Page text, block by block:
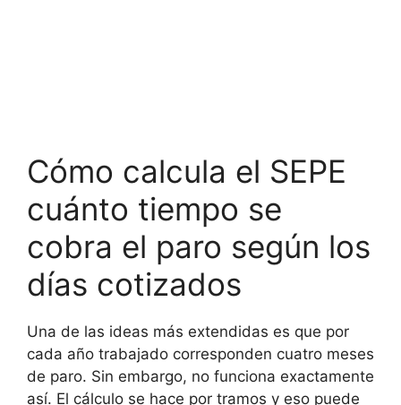
Cómo calcula el SEPE
cuánto tiempo se
cobra el paro según los
días cotizados
Una de las ideas más extendidas es que por
cada año trabajado corresponden cuatro meses
de paro. Sin embargo, no funciona exactamente
así. El cálculo se hace por tramos y eso puede